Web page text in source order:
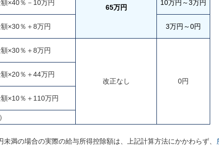
65万円
×40％－10万円 10万円～3万円
×30％＋8万円 3万円～0円
×30％＋8万円
改正なし 0円
×20％＋44万円
×10％＋110万円
満の場合の実際の給与所得控除額は、上記計算方法にかかわらず、